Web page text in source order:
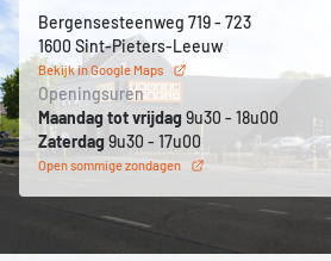
Bergensesteenweg 719 - 723
1600 Sint-Pieters-Leeuw
Bekijk in Google Maps
Openingsuren
Maandag tot vrijdag 9u30 - 18u00
Zaterdag 9u30 - 17u00
Open sommige zondagen